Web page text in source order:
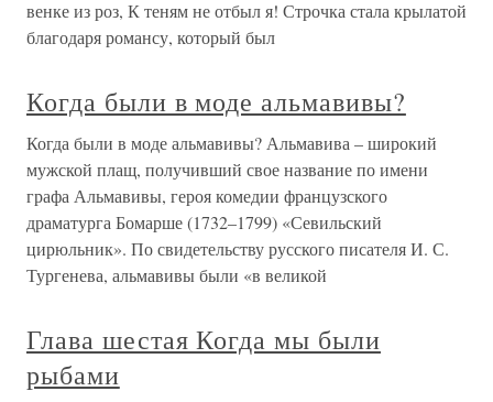
венке из роз, К теням не отбыл я! Строчка стала крылатой
благодаря романсу, который был
Когда были в моде альмавивы?
Когда были в моде альмавивы? Альмавива – широкий
мужской плащ, получивший свое название по имени
графа Альмавивы, героя комедии французского
драматурга Бомарше (1732–1799) «Севильский
цирюльник». По свидетельству русского писателя И. С.
Тургенева, альмавивы были «в великой
Глава шестая Когда мы были
рыбами